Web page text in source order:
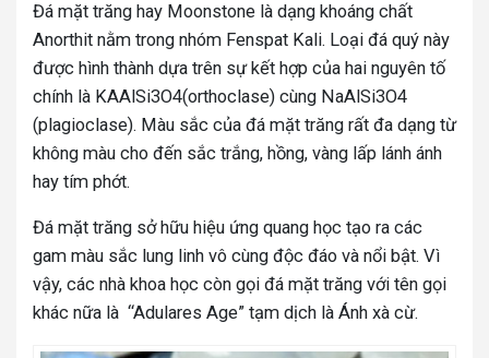
Đá mặt trăng hay Moonstone là dạng khoáng chất
Anorthit nằm trong nhóm Fenspat Kali. Loại đá quý này
được hình thành dựa trên sự kết hợp của hai nguyên tố
chính là KAAlSi3O4(orthoclase) cùng NaAlSi3O4
(plagioclase). Màu sắc của đá mặt trăng rất đa dạng từ
không màu cho đến sắc trắng, hồng, vàng lấp lánh ánh
hay tím phớt.
Đá mặt trăng sở hữu hiệu ứng quang học tạo ra các
gam màu sắc lung linh vô cùng độc đáo và nổi bật. Vì
vậy, các nhà khoa học còn gọi đá mặt trăng với tên gọi
khác nữa là “Adulares Age” tạm dịch là Ánh xà cừ.